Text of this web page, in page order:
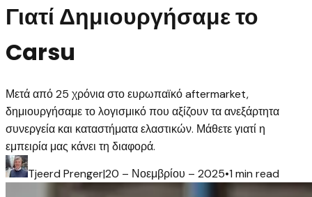
Γιατί Δημιουργήσαμε το
Carsu
Μετά από 25 χρόνια στο ευρωπαϊκό aftermarket,
δημιουργήσαμε το λογισμικό που αξίζουν τα ανεξάρτητα
συνεργεία και καταστήματα ελαστικών. Μάθετε γιατί η
εμπειρία μας κάνει τη διαφορά.
Tjeerd Prenger|20 – Νοεμβρίου – 2025•1 min read